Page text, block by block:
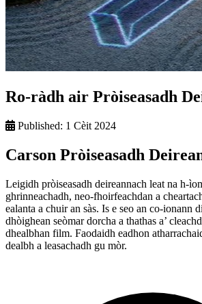
Ro-ràdh air Pròiseasadh
Published: 1 Cèit 2024
Carson Pròiseasadh
Leigidh pròiseasadh deireannach leat na h-
ghrinneachadh, neo-fhoirfeachdan a
ealanta a chuir an sàs. Is e seo an co-ionann
dhòighean seòmar dorcha a thathas a’
dhealbhan film. Faodaidh eadhon
dealbh a leasachadh gu mòr.